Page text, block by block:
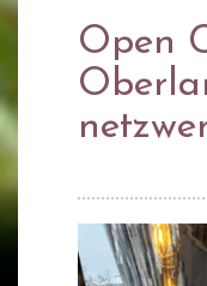
Open